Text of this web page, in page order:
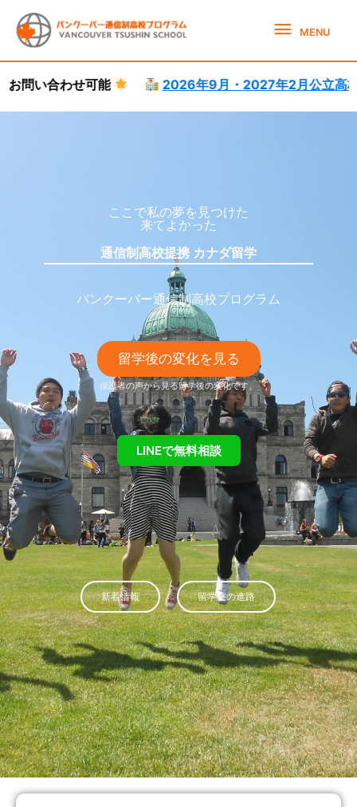
content
MENU
MENU
能 2026年9月・2027年2月公立高校体験就学受付
ここで私の夢を見つけた
来てよかった
通信制高校提携 カナダ留学
バンクーバー通信制高校プログラム
留学後の変化を見る
保護者の声から見る留学後の変化です。
LINEで無料相談
新着情報 留学生の進路